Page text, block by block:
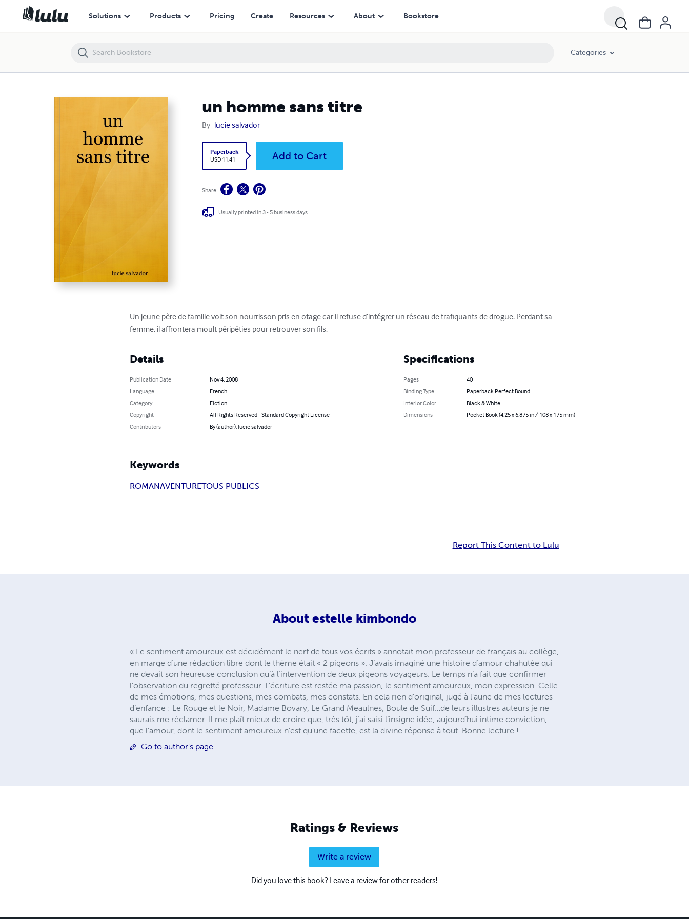
Solutions Products Pricing Create Resources About Bookstore
Categories
un homme sans titre
By lucie salvador
Paperback
USD 11.41
Add to Cart
Share
Usually printed in 3 - 5 business days
Un jeune père de famille voit son nourrisson pris en otage car il refuse d’intégrer un réseau de trafiquants de drogue. Perdant sa
femme, il affrontera moult péripéties pour retrouver son fils.
Details
Publication Date
Nov 4, 2008
Language
French
Category
Fiction
Copyright
All Rights Reserved - Standard Copyright License
Contributors
By (author): lucie salvador
Specifications
Pages
40
Binding Type
Paperback Perfect Bound
Interior Color
Black & White
Dimensions
Pocket Book (4.25 x 6.875 in / 108 x 175 mm)
Keywords
ROMANAVENTURETOUS PUBLICS
Report This Content to Lulu
About estelle kimbondo
« Le sentiment amoureux est décidément le nerf de tous vos écrits » annotait mon professeur de français au collège,
en marge d’une rédaction libre dont le thème était « 2 pigeons ». J’avais imaginé une histoire d’amour chahutée qui
ne devait son heureuse conclusion qu’à l’intervention de deux pigeons voyageurs. Le temps n’a fait que confirmer
l’observation du regretté professeur. L’écriture est restée ma passion, le sentiment amoureux, mon expression. Celle
de mes émotions, mes questions, mes combats, mes constats. En cela rien d’original, jugé à l’aune de mes lectures
d’enfance : Le Rouge et le Noir, Madame Bovary, Le Grand Meaulnes, Boule de Suif…de leurs illustres auteurs je ne
saurais me réclamer. Il me plaît mieux de croire que, très tôt, j’ai saisi l’insigne idée, aujourd’hui intime conviction,
que l’amour, dont le sentiment amoureux n’est qu’une facette, est la divine réponse à tout. Bonne lecture !
Go to author's page
Ratings & Reviews
Write a review
Did you love this book? Leave a review for other readers!
un homme sans titre